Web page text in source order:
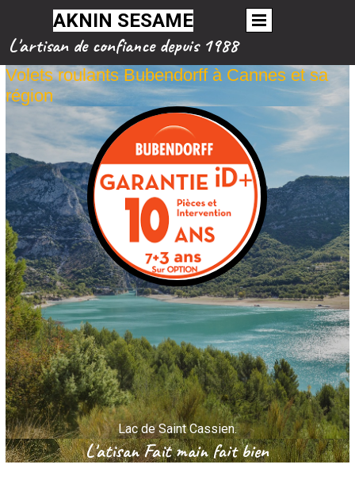
AKNIN SESAME
L'artisan de confiance depuis 1988
Volets roulants Bubendorff à Cannes et sa
région
Lac de Saint Cassien.
L'atisan Fait main fait bien